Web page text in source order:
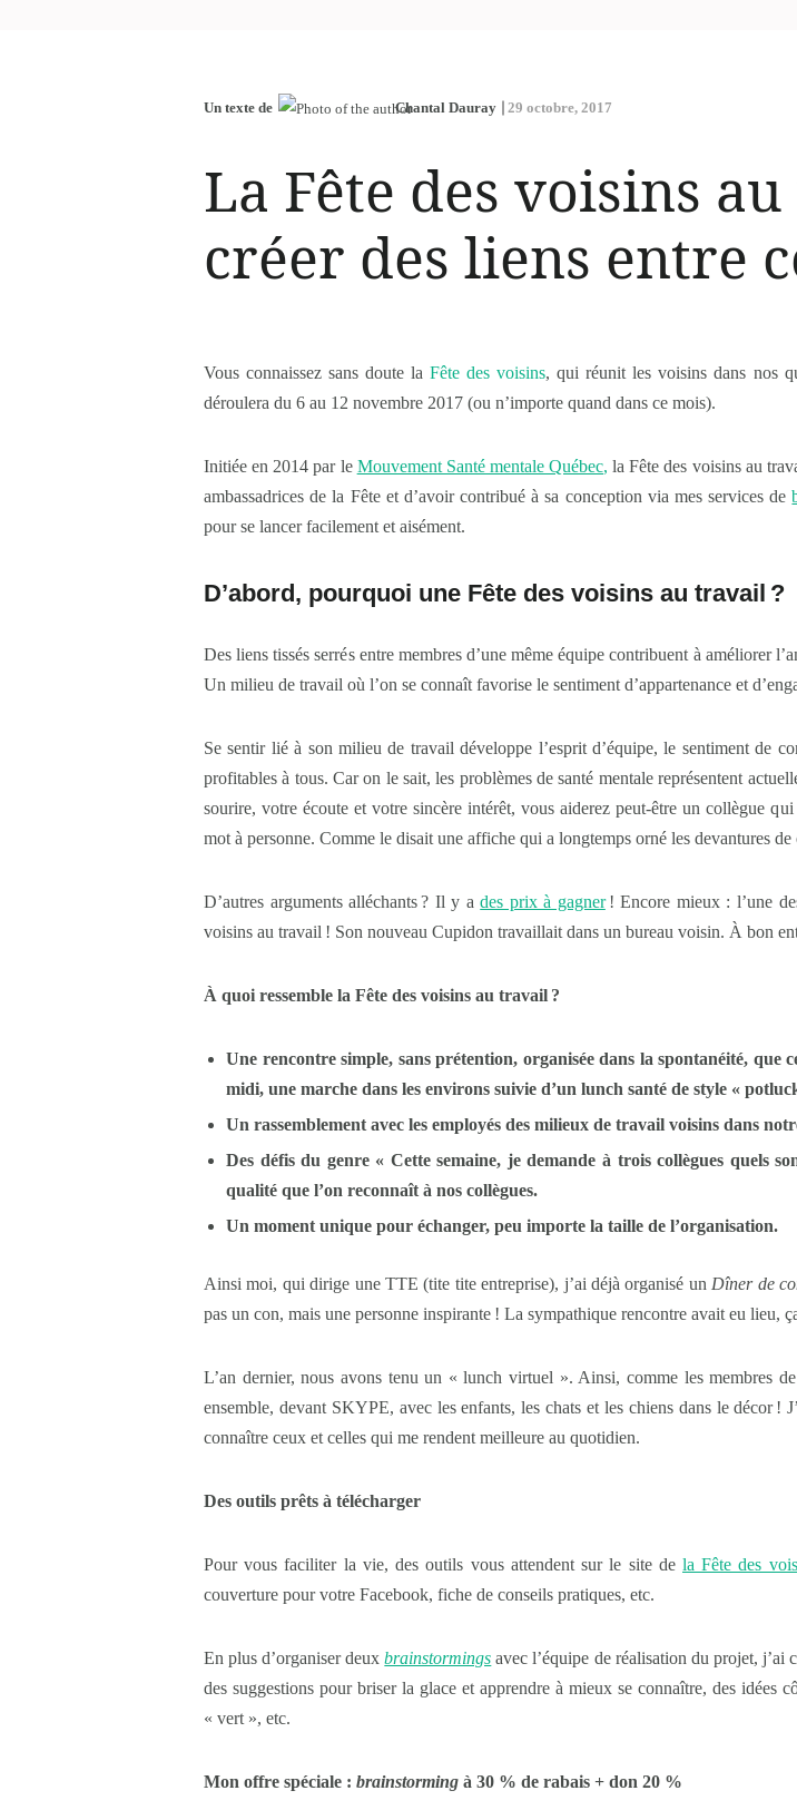
Un texte de Chantal Dauray 29 octobre, 2017
La Fête des voisins
créer des liens entre
Vous connaissez sans doute laFête des voisins, qui réunit les voisins dans nos
déroulera du 6 au 12 novembre 2017 (ou n’importe quand dans ce mois).
Initiée en 2014 par le Mouvement Santé mentale Québec, la Fête des voisins au
ambassadrices de la Fête et d’avoir contribué à sa conception via mes services de
pour se lancer facilement et aisément.
D’abord, pourquoi une Fête des voisins au travail ?
Des liens tissés serrés entre membres d’une même équipe contribuent à améliorer
Un milieu de travail où l’on se connaît favorise le sentiment d’appartenance et
Se sentir lié à son milieu de travail développe l’esprit d’équipe, le sentiment de
profitables à tous. Car on le sait, les problèmes de santé mentale représentent
sourire, votre écoute et votre sincère intérêt, vous aiderez peut-être un collègue
mot à personne. Comme le disait une affiche qui a longtemps orné les devantures de
D’autres arguments alléchants ? Il y ades prix à gagner! Encore mieux : l’une
voisins au travail ! Son nouveau Cupidon travaillait dans un bureau voisin. À bon
À quoi ressemble la Fête des voisins au travail ?
Une rencontre simple, sans prétention, organisée dans la spontanéité, que
midi, une marche dans les environs suivie d’un lunch santé de style «
Un rassemblement avec les employés des milieux de travail voisins dans
Des défis du genre « Cette semaine, je demande à trois collègues quels
qualité que l’on reconnaît à nos collègues.
Un moment unique pour échanger, peu importe la taille de l’organisation.
Ainsi moi, qui dirige une TTE (tite tite entreprise), j’ai déjà organisé un Dîner de
pas un con, mais une personne inspirante ! La sympathique rencontre avait eu lieu,
L’an dernier, nous avons tenu un « lunch virtuel ». Ainsi, comme les membres
ensemble, devant SKYPE, avec les enfants, les chats et les chiens dans le décor !
connaître ceux et celles qui me rendent meilleure au quotidien.
Des outils prêts à télécharger
Pour vous faciliter la vie, des outils vous attendent sur le site de la Fête des
couverture pour votre Facebook, fiche de conseils pratiques, etc.
En plus d’organiser deuxbrainstormings avec l’équipe de réalisation du projet, j’ai
des suggestions pour briser la glace et apprendre à mieux se connaître, des idées
« vert », etc.
Mon offre spéciale : brainstorming à 30 % de rabais + don 20 %